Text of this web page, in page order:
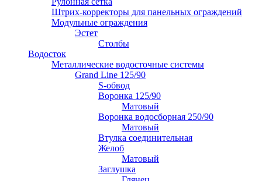
Штрих-корректоры для панельных ограждений
Модульные ограждения
Эстет
Столбы
Водосток
Металлические водосточные системы
Grand Line 125/90
S-обвод
Воронка 125/90
Матовый
Воронка водосборная 250/90
Матовый
Втулка соединительная
Желоб
Матовый
Заглушка